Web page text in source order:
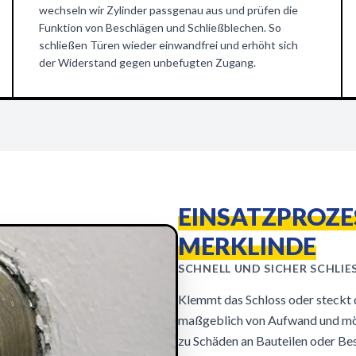
wechseln wir Zylinder passgenau aus und prüfen die
Funktion von Beschlägen und Schließblechen. So
schließen Türen wieder einwandfrei und erhöht sich
der Widerstand gegen unbefugten Zugang.
MERKLINDE
SCHNELL UND SICHER
Klemmt das Schloss oder
maßgeblich von Aufwand und
zu Schäden an Bauteilen oder